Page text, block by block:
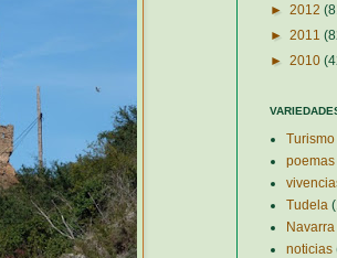
► 2012
► 2011
► 2010
Turismo
poemas
Tudela
Navarra
noticias